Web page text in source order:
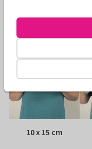
Formaten
10 x 15 cm